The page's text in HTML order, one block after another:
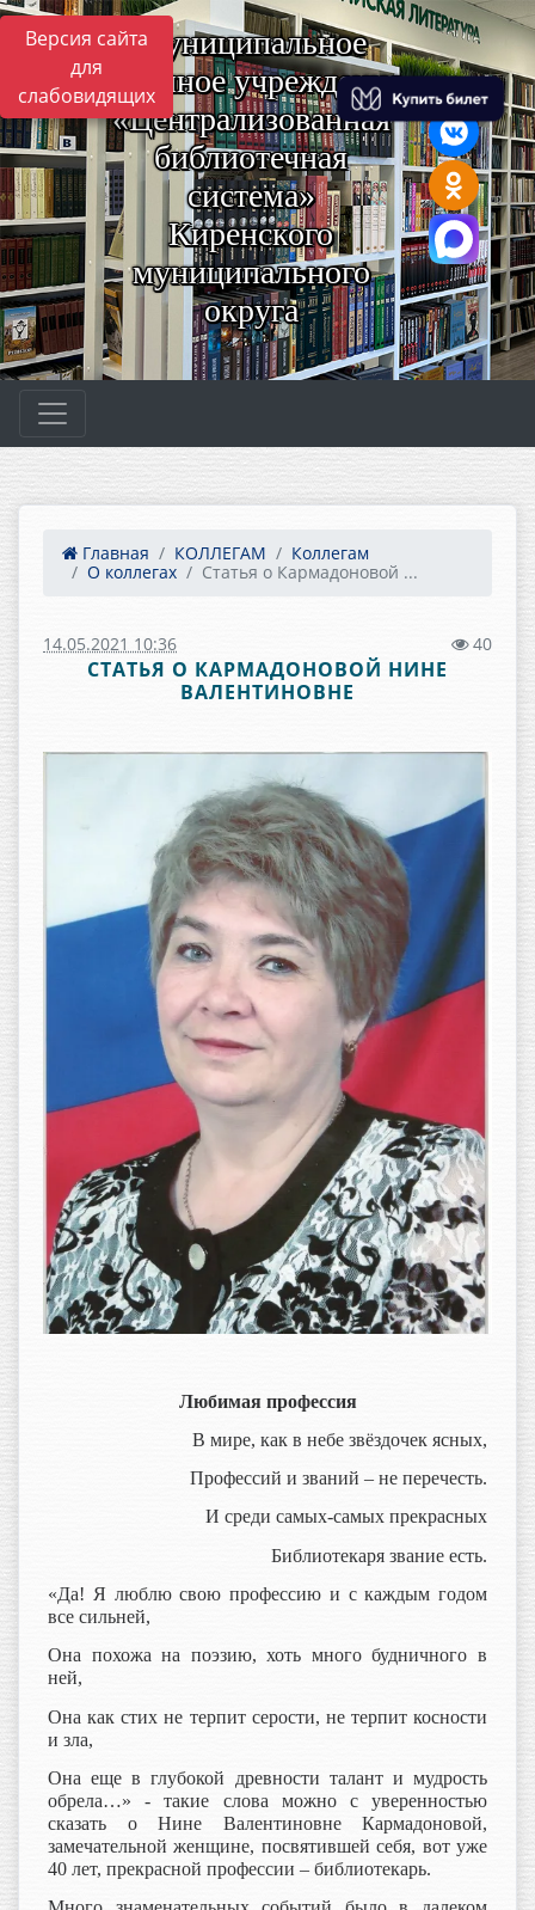
Версия сайта
для
слабовидящих
Муниципальное
казённое учреждение
«Централизованная
библиотечная
система»
Киренского
муниципального
округа
Главная КОЛЛЕГАМ
Коллегам
О коллегах
Статья о Кармадоновой ...
14.05.2021 10:36 40
СТАТЬЯ О КАРМАДОНОВОЙ НИНЕ
ВАЛЕНТИНОВНЕ
Любимая профессия
В мире, как в небе звёздочек ясных,
Профессий и званий – не перечесть.
И среди самых-самых прекрасных
Библиотекаря звание есть.
«Да! Я люблю свою профессию и с каждым годом
все сильней,
Она похожа на поэзию, хоть много будничного в
ней,
Она как стих не терпит серости, не терпит косности
и зла,
Она еще в глубокой древности талант и мудрость
обрела…» - такие слова можно с уверенностью
сказать о Нине Валентиновне Кармадоновой,
замечательной женщине, посвятившей себя, вот уже
40 лет, прекрасной профессии – библиотекарь.